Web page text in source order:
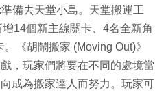
備去天堂小島。天堂搬運工
14個新主線關卡、4名全新角
《胡鬧搬家 (Moving Out)》
，玩家們將要在不同的處境當
成為搬家達人而努力。玩家可